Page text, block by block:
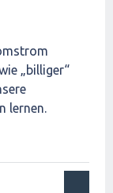
„billiger“
lernen.